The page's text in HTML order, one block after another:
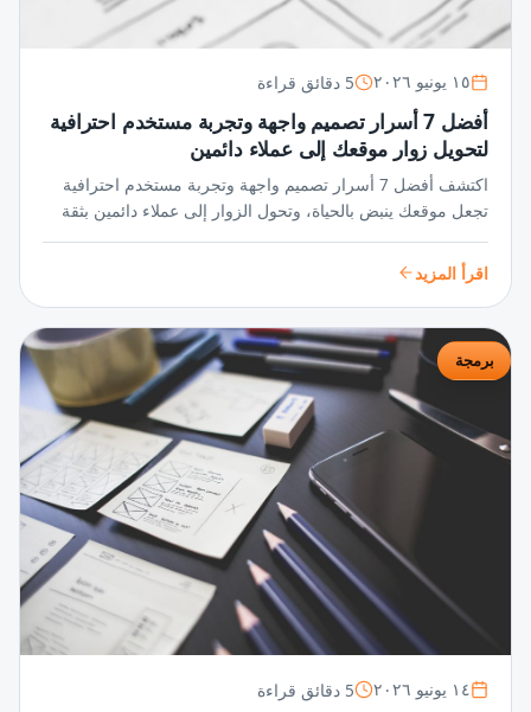
١٥ يونيو ٢٠٢٦ 5 دقائق قراءة
أفضل 7 أسرار تصميم واجهة وتجربة مستخدم احترافية
لتحويل زوار موقعك إلى عملاء دائمين
اكتشف أفضل 7 أسرار تصميم واجهة وتجربة مستخدم احترافية
تجعل موقعك ينبض بالحياة، وتحول الزوار إلى عملاء دائمين بثقة
اقرأ المزيد
برمجة
١٤ يونيو ٢٠٢٦ 5 دقائق قراءة